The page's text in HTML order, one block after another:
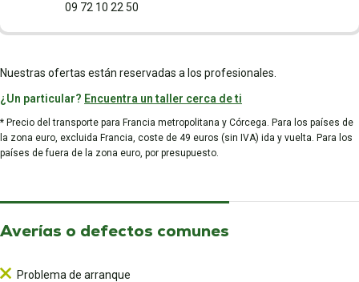
09 72 10 22 50
Nuestras ofertas están reservadas a los profesionales.
¿Un particular? Encuentra un taller cerca de ti
* Precio del transporte para Francia metropolitana y Córcega. Para los países de
la zona euro, excluida Francia, coste de 49 euros (sin IVA) ida y vuelta. Para los
países de fuera de la zona euro, por presupuesto.
Averías o defectos comunes
Problema de arranque